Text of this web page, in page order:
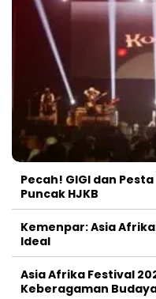
Pecah! GIGI dan
Puncak HJKB
Kemenpar: Asia
Ideal
Asia Afrika Festival
Keberagaman